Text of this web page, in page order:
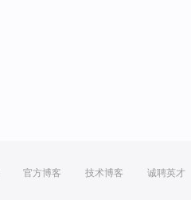
官方博客 技术博客 诚聘英才